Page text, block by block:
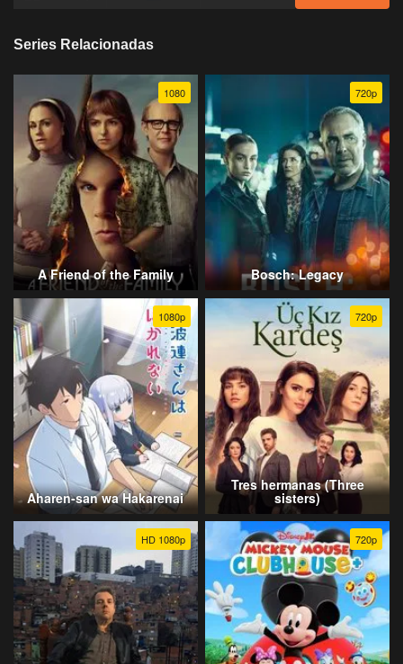
Series Relacionadas
1080
A Friend of the Family
720p
Bosch: Legacy
1080p
Aharen-san wa Hakarenai
720p
Tres hermanas (Three
sisters)
HD 1080p 720p